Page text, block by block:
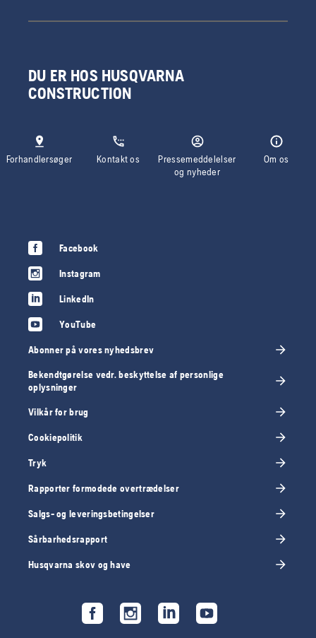
DU ER HOS HUSQVARNA
CONSTRUCTION
Forhandlersøger Kontakt os
Pressemeddelelser
og nyheder
Om os
Facebook
Instagram
LinkedIn
YouTube
Abonner på vores nyhedsbrev
Bekendtgørelse vedr. beskyttelse af personlige
oplysninger
Vilkår for brug
Cookiepolitik
Tryk
Rapporter formodede overtrædelser
Salgs- og leveringsbetingelser
Sårbarhedsrapport
Husqvarna skov og have